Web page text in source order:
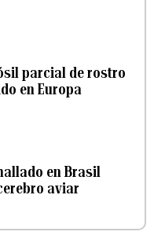
parcial de rostro
en Europa
en Brasil
aviar